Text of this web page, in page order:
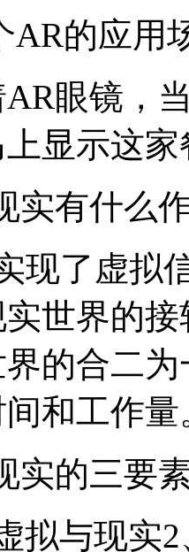
AR的应用
眼镜，
显示这
实有什么
现了虚拟
世界的
的合二
和工作量
实的三要
拟与现实